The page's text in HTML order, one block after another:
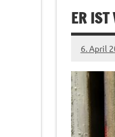
ER IST
6. April